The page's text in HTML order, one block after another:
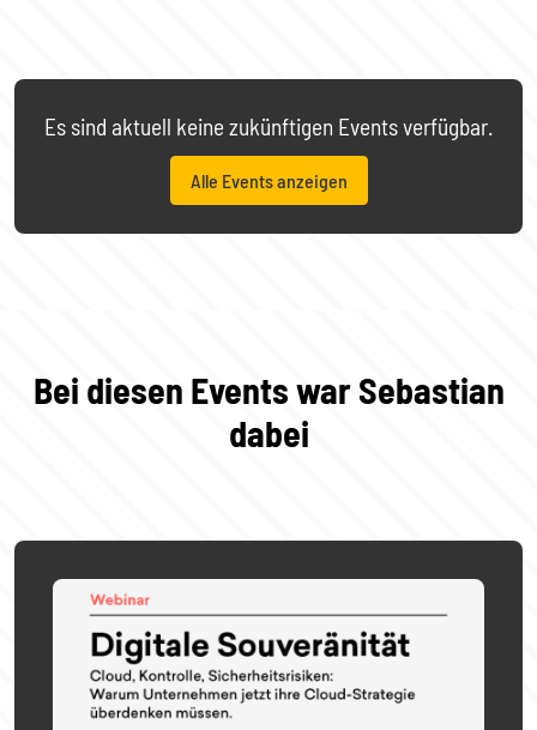
Es sind aktuell keine zukünftigen Events verfügbar.
Alle Events anzeigen
Bei diesen Events war Sebastian
dabei